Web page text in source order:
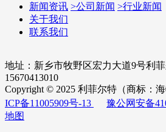
新闻资讯 >公司新闻 >行业新闻
关于我们
联系我们
地址：新乡市牧野区宏力大道9号
15670413010
Copyright © 2025 利菲尔特（商标：
ICP备11005909号-13
豫公网安备
地图